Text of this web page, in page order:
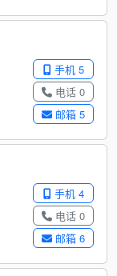
手机 5
电话 0
邮箱 5
手机 4
电话 0
邮箱 6